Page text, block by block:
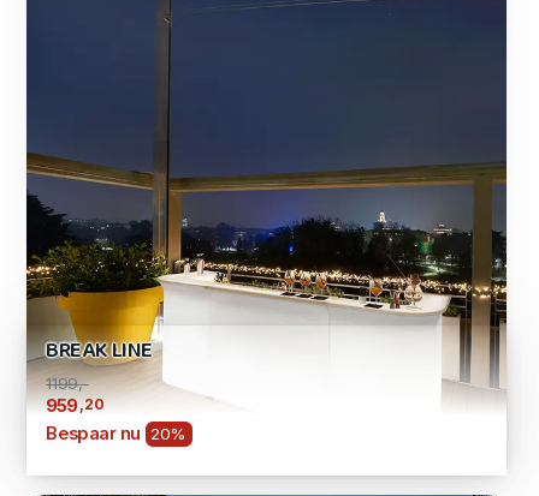
BREAK LINE
1199,-
959,20
Bespaar nu 20%